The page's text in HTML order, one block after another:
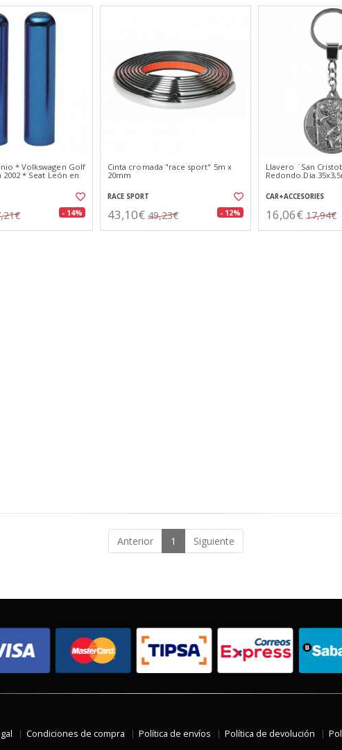
* Volkswagen Golf
2002 * Seat León en
- 14%
Cinta cromada "race sport" 5m x
20mm
RACE SPORT
43,10€ 49,23€ - 12%
Llavero ¨San
CAR+ACCESORIES
16,06€ 17,94€
Anterior 1 Siguiente
Condiciones de compra Política de envíos Política de devolución